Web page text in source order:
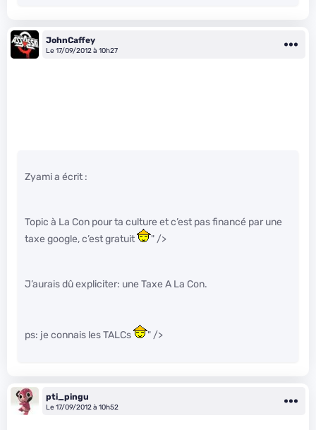
JohnCaffey
Le 17/09/2012 à 10h27
Zyami a écrit :
Topic à La Con pour ta culture et c’est pas financé par une
taxe google, c’est gratuit
" />
J’aurais dû expliciter: une Taxe A La Con.
ps: je connais les TALCs " />
pti_pingu
Le 17/09/2012 à 10h52